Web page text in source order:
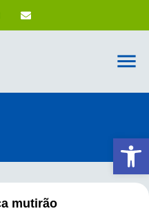
mutirão